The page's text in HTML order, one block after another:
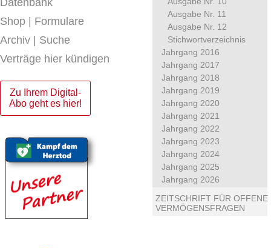
Datenbank
Shop | Formulare
Archiv | Suche
Verträge hier kündigen
Zu Ihrem Digital-
Abo geht es hier!
Ausgabe Nr. 11
Ausgabe Nr. 12
Stichwortverzeichnis
Jahrgang 2016
Jahrgang 2017
Jahrgang 2018
Jahrgang 2019
Jahrgang 2020
Jahrgang 2021
Jahrgang 2022
Jahrgang 2023
Jahrgang 2024
Jahrgang 2025
Jahrgang 2026
ZEITSCHRIFT FÜR OFFENE
VERMÖGENSFRAGEN